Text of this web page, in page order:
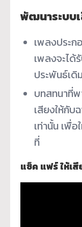
พัฒนาระบบ
เพลงประก
เพลงจะได้
ประพันธ์เดิ
บทสทนาที่
เสียงให้กับ
เท่านั้น เพื่อ
ที่
แซ็ค แฟร์ ให้เสี